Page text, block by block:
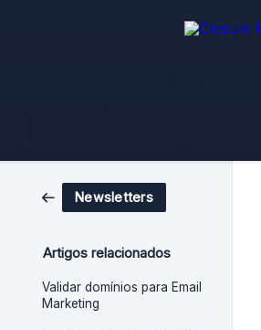
Newsletters
Artigos relacionados
Validar domínios para Email
Marketing